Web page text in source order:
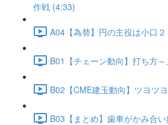
作戦 (4:33)
A04【為替】円の主役は小口
B01【チェーン動向】打ち方
B02【CME建玉動向】ツヨツ
B03【まとめ】歯車がかみ合